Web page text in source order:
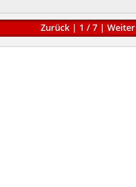
Zurück | 1 / 7 | Weiter